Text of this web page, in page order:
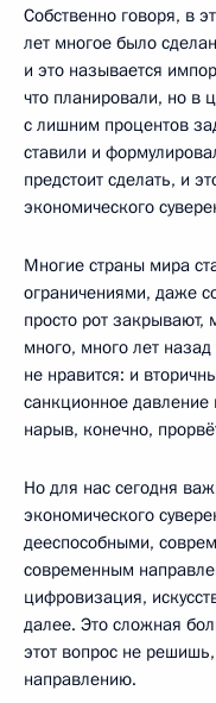
Собственно говоря, в
лет многое было
и это называется
что планировали, но в
с лишним процентов
ставили и
предстоит сделать, и
экономического
Многие страны мира
ограничениями, даже
просто рот закрывают,
много, много лет
не нравится: и
санкционное давление
нарыв, конечно,
Но для нас сегодня
экономического
дееспособными,
современным
цифровизация,
далее. Это сложная
этот вопрос не
направлению.